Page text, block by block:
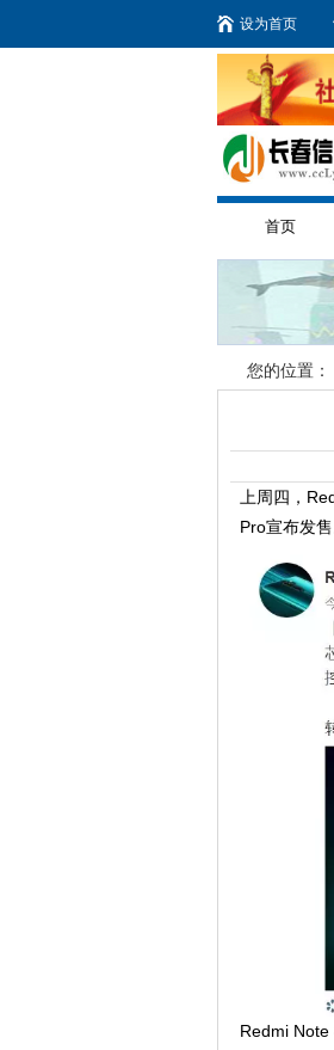
设为首页
首页
您的位置：
上周四，
Pro宣布发
Redmi Note